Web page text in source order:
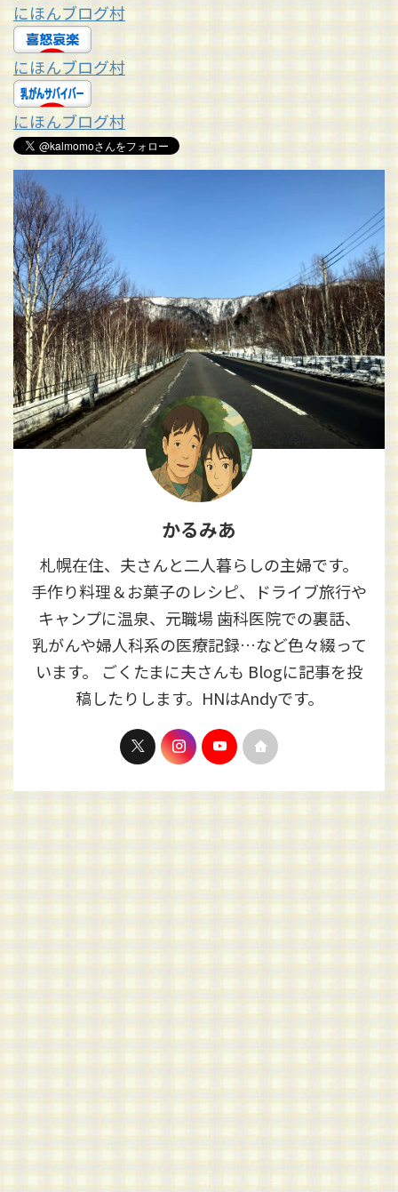
にほんブログ村
にほんブログ村
にほんブログ村
かるみあ
札幌在住、夫さんと二人暮らしの主婦です。
手作り料理＆お菓子のレシピ、ドライブ旅行や
キャンプに温泉、元職場 歯科医院での裏話、
乳がんや婦人科系の医療記録…など色々綴って
います。 ごくたまに夫さんも Blogに記事を投
稿したりします。HNはAndyです。